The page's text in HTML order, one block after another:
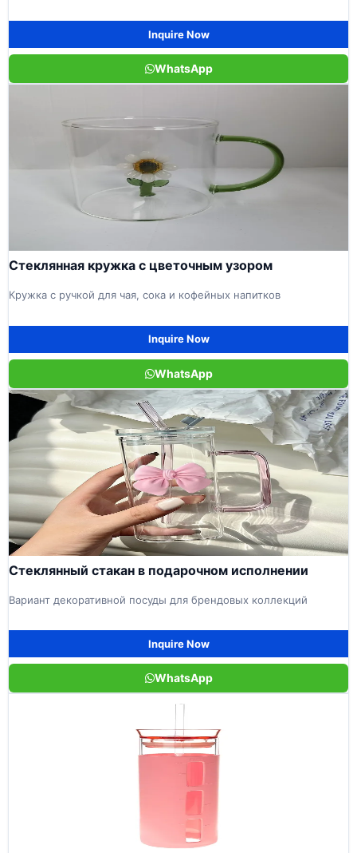
Inquire Now
WhatsApp
Стеклянная кружка с цветочным узором
Кружка с ручкой для чая, сока и кофейных напитков
Inquire Now
WhatsApp
Стеклянный стакан в подарочном исполнении
Вариант декоративной посуды для брендовых коллекций
Inquire Now
WhatsApp